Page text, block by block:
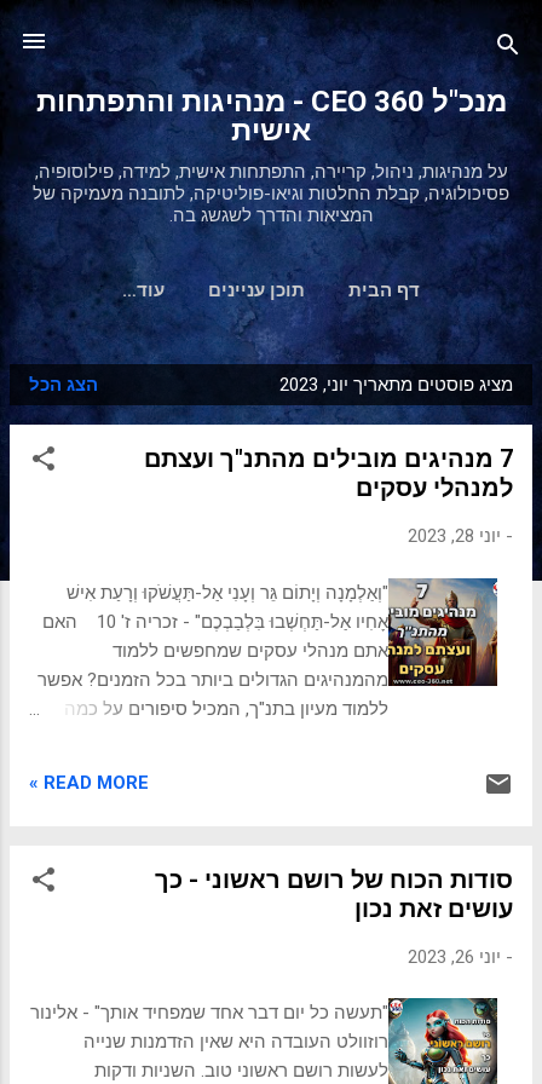
דילוג לתוכן הראשי
מנכ"ל 360 CEO - מנהיגות והתפתחות
אישית
על מנהיגות, ניהול, קריירה, התפתחות אישית, למידה, פילוסופיה,
פסיכולוגיה, קבלת החלטות וגיאו-פוליטיקה, לתובנה מעמיקה של
המציאות והדרך לשגשג בה.
דף הבית תוכן עניינים ‏עוד…
ר
ש
מציג פוסטים מתאריך יוני, 2023 הצג הכל
7 מנהיגים מובילים מהתנ"ך ועצתם
למנהלי עסקים
- יוני 28, 2023
"וְאַלְמָנָה וְיָתוֹם גֵּר וְעָנִי אַל-תַּעֲשֹׁקוּ וְרָעַת אִישׁ
אָחִיו אַל-תַּחְשְׁבוּ בִּלְבַבְכֶם" - זכריה ז' 10 האם
אתם מנהלי עסקים שמחפשים ללמוד
מהמנהיגים הגדולים ביותר בכל הזמנים? אפשר
ללמוד מעיון בתנ"ך, המכיל סיפורים על כמה
המלך בתורה - ציפייה ממנהיגות שרלוונטית עד
והשיגו הצלחה חסרת תקדים באמצעות סגנונות
הניהול והפילוסופיות הייחודיים שלהם. בפרק זה
העצמאות - חזון משימה וערכים למיקוד והשגת
יעדים בין אם אתם רק מתחילים את הקריירה
READ MORE »
סודות הכוח של רושם ראשוני - כך
עושים זאת נכון
- יוני 26, 2023
"תעשה כל יום דבר אחד שמפחיד אותך" - אלינור
רוזוולט העובדה היא שאין הזדמנות שנייה
לעשות רושם ראשוני טוב. השניות ודקות